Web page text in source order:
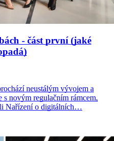
- část první (jaké
neustálým vývojem a
novým regulačním rámcem,
Nařízení o digitálních…